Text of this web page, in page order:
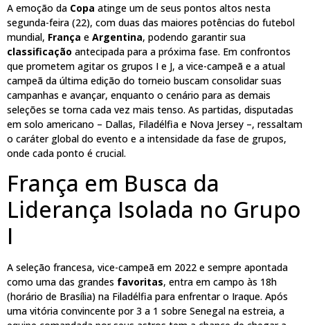
A emoção da Copa atinge um de seus pontos altos nesta
segunda-feira (22), com duas das maiores potências do futebol
mundial, França e Argentina, podendo garantir sua
classificação antecipada para a próxima fase. Em confrontos
que prometem agitar os grupos I e J, a vice-campeã e a atual
campeã da última edição do torneio buscam consolidar suas
campanhas e avançar, enquanto o cenário para as demais
seleções se torna cada vez mais tenso. As partidas, disputadas
em solo americano – Dallas, Filadélfia e Nova Jersey –, ressaltam
o caráter global do evento e a intensidade da fase de grupos,
onde cada ponto é crucial.
França em Busca da
Liderança Isolada no Grupo
I
A seleção francesa, vice-campeã em 2022 e sempre apontada
como uma das grandes favoritas, entra em campo às 18h
(horário de Brasília) na Filadélfia para enfrentar o Iraque. Após
uma vitória convincente por 3 a 1 sobre Senegal na estreia, a